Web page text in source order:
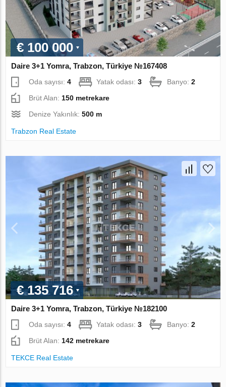
€ 100 000
Daire 3+1 Yomra, Trabzon, Türkiye №167408
Oda sayısı:4 Yatak odası:3 Banyo:2
Brüt Alan: 150 metrekare
Denize Yakınlık:500 m
Trabzon Real Estate
€ 135 716
Daire 3+1 Yomra, Trabzon, Türkiye №182100
Oda sayısı:4 Yatak odası:3 Banyo:2
Brüt Alan: 142 metrekare
TEKCE Real Estate